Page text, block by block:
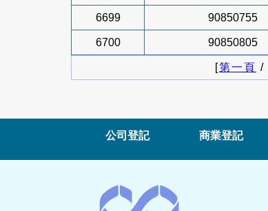
6699 90850755
6700 90850805
[第一頁 /
公司登記 商業登記